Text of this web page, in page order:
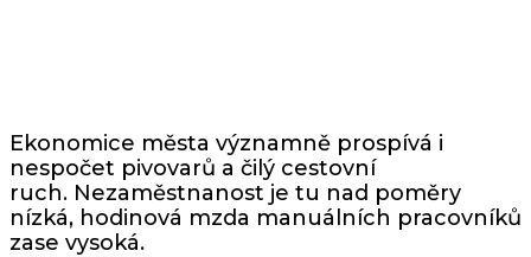
Ekonomice města významně prospívá i
nespočet pivovarů a čilý cestovní
ruch. Nezaměstnanost je tu nad poměry
nízká, hodinová mzda manuálních pracovníků
zase vysoká.